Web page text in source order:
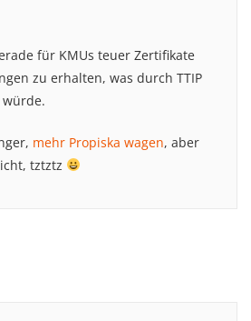
für KMUs teuer Zertifikate
zu erhalten, was durch TTIP
mehr Propiska wagen, aber
tztztz